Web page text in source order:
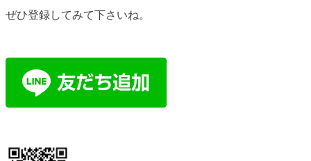
ぜひ登録してみて下さいね。